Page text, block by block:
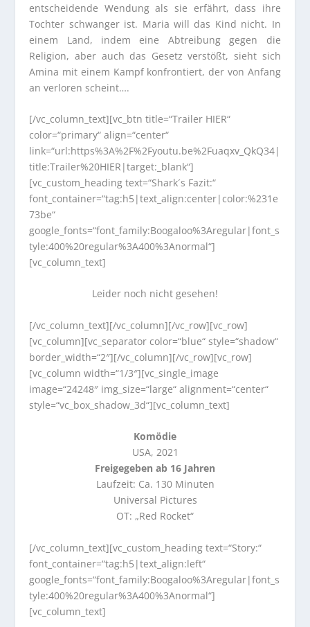
entscheidende Wendung als sie erfährt, dass ihre
Tochter schwanger ist. Maria will das Kind nicht. In
einem Land, indem eine Abtreibung gegen die
Religion, aber auch das Gesetz verstößt, sieht sich
Amina mit einem Kampf konfrontiert, der von Anfang
an verloren scheint….
[/vc_column_text][vc_btn title=“Trailer HIER“
color=“primary“ align=“center“
link=“url:https%3A%2F%2Fyoutu.be%2Fuaqxv_QkQ34|
title:Trailer%20HIER|target:_blank“]
[vc_custom_heading text=“Shark´s Fazit:“
font_container=“tag:h5|text_align:center|color:%231e
73be“
google_fonts=“font_family:Boogaloo%3Aregular|font_s
tyle:400%20regular%3A400%3Anormal“]
[vc_column_text]
Leider noch nicht gesehen!
[/vc_column_text][/vc_column][/vc_row][vc_row]
[vc_column][vc_separator color=“blue“ style=“shadow“
border_width=“2″][/vc_column][/vc_row][vc_row]
[vc_column width=“1/3″][vc_single_image
image=“24248″ img_size=“large“ alignment=“center“
style=“vc_box_shadow_3d“][vc_column_text]
Komödie
USA, 2021
Freigegeben ab 16 Jahren
Laufzeit: Ca. 130 Minuten
Universal Pictures
OT: „Red Rocket“
[/vc_column_text][vc_custom_heading text=“Story:“
font_container=“tag:h5|text_align:left“
google_fonts=“font_family:Boogaloo%3Aregular|font_s
tyle:400%20regular%3A400%3Anormal“]
[vc_column_text]